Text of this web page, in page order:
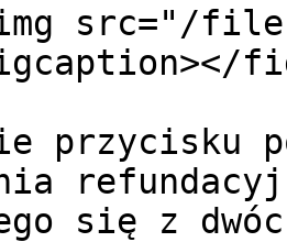
src="/files/
przycisku
się z